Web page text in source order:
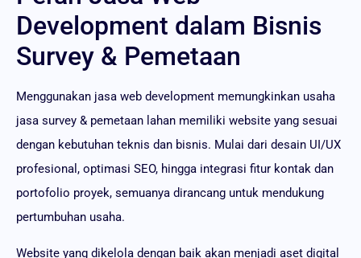
Development dalam Bisnis
Survey & Pemetaan
Menggunakan jasa web development memungkinkan usaha
jasa survey & pemetaan lahan memiliki website yang sesuai
dengan kebutuhan teknis dan bisnis. Mulai dari desain UI/UX
profesional, optimasi SEO, hingga integrasi fitur kontak dan
portofolio proyek, semuanya dirancang untuk mendukung
pertumbuhan usaha.
Website yang dikelola dengan baik akan menjadi aset digital